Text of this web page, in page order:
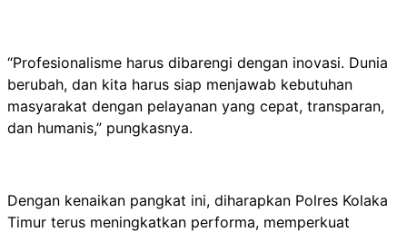
“Profesionalisme harus dibarengi dengan inovasi. Dunia
berubah, dan kita harus siap menjawab kebutuhan
masyarakat dengan pelayanan yang cepat, transparan,
dan humanis,” pungkasnya.
Dengan kenaikan pangkat ini, diharapkan Polres Kolaka
Timur terus meningkatkan performa, memperkuat